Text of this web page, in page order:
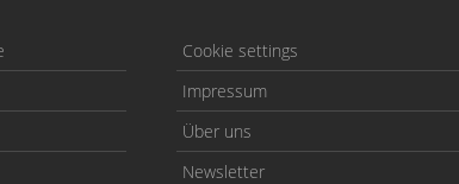
Cookie settings
Impressum
Über uns
Newsletter